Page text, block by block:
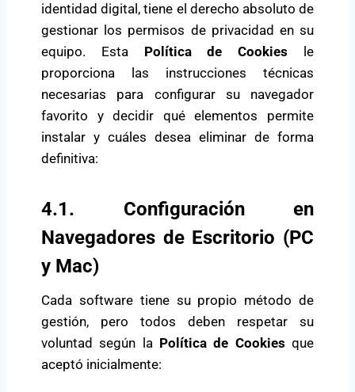
identidad digital, tiene el derecho absoluto de
gestionar los permisos de privacidad en su
equipo. Esta Política de Cookies le
proporciona las instrucciones técnicas
necesarias para configurar su navegador
favorito y decidir qué elementos permite
instalar y cuáles desea eliminar de forma
definitiva:
4.1. Configuración en
Navegadores de Escritorio (PC
y Mac)
Cada software tiene su propio método de
gestión, pero todos deben respetar su
voluntad según la Política de Cookies que
aceptó inicialmente: